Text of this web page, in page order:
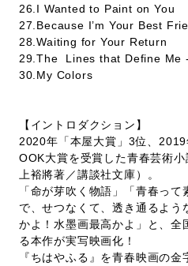
26.I Wanted to Paint on You
27.Because I’m Your Best
28.Waiting for Your Return
29.The Lines that Define Me
30.My Colors
【イントロダクション】
2020年「本屋大賞」3位、
OOK大賞を受賞した青春芸術
上裕將著／講談社文庫）。
「命が芽吹く物語」「青春っ
で、せつなくて、透き通るよう
かよ！水墨画最高かよ」と、全
る本作が実写映画化！
『ちはやふる』を青春映画の